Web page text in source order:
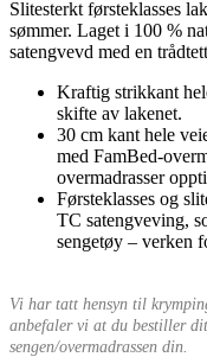
Slitesterkt førsteklasses
sømmer. Laget i 100 %
satengvevd med en
Kraftig strikkant
skifte av lakenet.
30 cm kant hele
med FamBed-
overmadrasser
Førsteklasses og
TC satengveving,
sengetøy – verken
Vi har tatt hensyn til
anbefaler vi at du bestiller
sengen/overmadrassen din.